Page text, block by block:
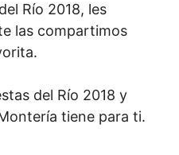
Río 2018, les
las compartimos
del Río 2018 y
tiene para ti.